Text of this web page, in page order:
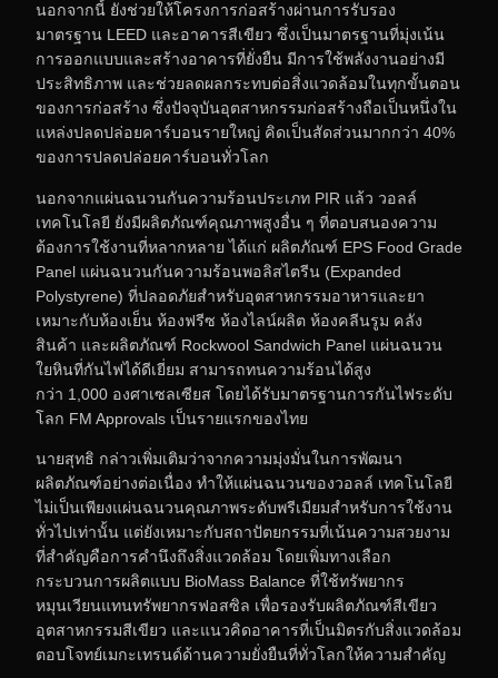
นอกจากนี้ ยังช่วยให้โครงการก่อสร้างผ่านการรับรอง
มาตรฐาน LEED และอาคารสีเขียว ซึ่งเป็นมาตรฐานที่มุ่งเน้น
การออกแบบและสร้างอาคารที่ยั่งยืน มีการใช้พลังงานอย่างมี
ประสิทธิภาพ และช่วยลดผลกระทบต่อสิ่งแวดล้อมในทุกขั้นตอน
ของการก่อสร้าง ซึ่งปัจจุบันอุตสาหกรรมก่อสร้างถือเป็นหนึ่งใน
แหล่งปลดปล่อยคาร์บอนรายใหญ่ คิดเป็นสัดส่วนมากกว่า 40%
ของการปลดปล่อยคาร์บอนทั่วโลก
นอกจากแผ่นฉนวนกันความร้อนประเภท PIR แล้ว วอลล์
เทคโนโลยี ยังมีผลิตภัณฑ์คุณภาพสูงอื่น ๆ ที่ตอบสนองความ
ต้องการใช้งานที่หลากหลาย ได้แก่ ผลิตภัณฑ์ EPS Food Grade
Panel แผ่นฉนวนกันความร้อนพอลิสไตรีน (Expanded
Polystyrene) ที่ปลอดภัยสำหรับอุตสาหกรรมอาหารและยา
เหมาะกับห้องเย็น ห้องฟรีซ ห้องไลน์ผลิต ห้องคลีนรูม คลัง
สินค้า และผลิตภัณฑ์ Rockwool Sandwich Panel แผ่นฉนวน
ใยหินที่กันไฟได้ดีเยี่ยม สามารถทนความร้อนได้สูง
กว่า 1,000 องศาเซลเซียส โดยได้รับมาตรฐานการกันไฟระดับ
โลก FM Approvals เป็นรายแรกของไทย
นายสุทธิ กล่าวเพิ่มเติมว่าจากความมุ่งมั่นในการพัฒนา
ผลิตภัณฑ์อย่างต่อเนื่อง ทำให้แผ่นฉนวนของวอลล์ เทคโนโลยี
ไม่เป็นเพียงแผ่นฉนวนคุณภาพระดับพรีเมียมสำหรับการใช้งาน
ทั่วไปเท่านั้น แต่ยังเหมาะกับสถาปัตยกรรมที่เน้นความสวยงาม
ที่สำคัญคือการคำนึงถึงสิ่งแวดล้อม โดยเพิ่มทางเลือก
กระบวนการผลิตแบบ BioMass Balance ที่ใช้ทรัพยากร
หมุนเวียนแทนทรัพยากรฟอสซิล เพื่อรองรับผลิตภัณฑ์สีเขียว
อุตสาหกรรมสีเขียว และแนวคิดอาคารที่เป็นมิตรกับสิ่งแวดล้อม
ตอบโจทย์เมกะเทรนด์ด้านความยั่งยืนที่ทั่วโลกให้ความสำคัญ